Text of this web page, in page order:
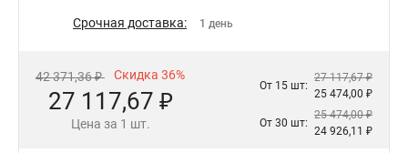
Срочная доставка: 1 день
42 371,36 ₽ Скидка 36%
27 117,67 ₽
Цена за 1 шт.
От 15 шт:
27 117,67 ₽
25 474,00 ₽
От 30 шт:
25 474,00 ₽
24 926,11 ₽